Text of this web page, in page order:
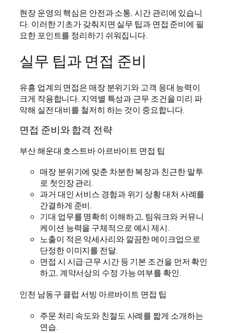
현장 운영의 핵심은 안전과 소통, 시간 관리에 있습니
다. 이러한 기초가 갖춰지면 실무 팁과 면접 준비에 필
요한 포인트를 정리하기 쉬워집니다.
실무 팁과 면접 준비
유흥 업계의 면접은 매장 분위기와 고객 응대 능력이
크게 작용합니다. 지역별 특성과 근무 조건을 미리 파
악해 실전 대비를 철저히 하는 것이 중요합니다.
면접 준비와 합격 전략
부산 해운대 호스트바 아르바이트 면접 팁
매장 분위기에 맞춘 차분한 복장과 친근한 말투
로 첫인장 관리.
과거 대인 서비스 경험과 위기 상황 대처 사례를
간결하게 준비.
기대 업무를 명확히 이해하고, 팀워크와 커뮤니
케이션 능력을 구체적으로 예시 제시.
노출이 적은 악세사리와 깔끔한 메이크업으로
단정한 이미지를 전달.
면접 시 시급·근무 시간 등 기본 조건을 먼저 확인
하고, 계약서상의 수정 가능 여부를 확인.
인천 남동구 클럽 서빙 아르바이트 면접 팁
주문 처리 속도와 친절도 사례를 짧게 소개하는
연습.